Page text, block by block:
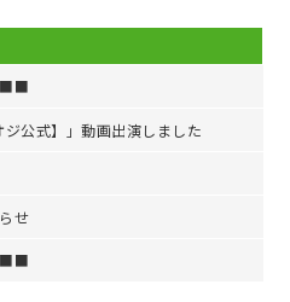
■■
ジ公式】」動画出演しました
せ
■■